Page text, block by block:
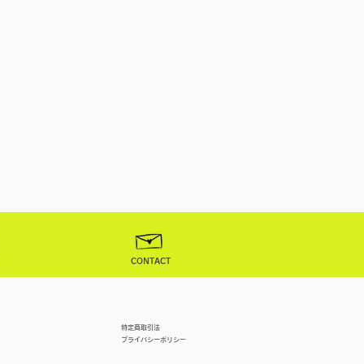
CONTACT
特定商取引法
プライバシーポリシー